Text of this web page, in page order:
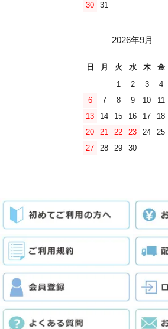
30
31
2026年9月
日 月 火 水 木 金
1
2 3 4
6
7 8 9 10 11
13
14 15 16 17 18
20
21 22 23 24 25
27
28 29 30